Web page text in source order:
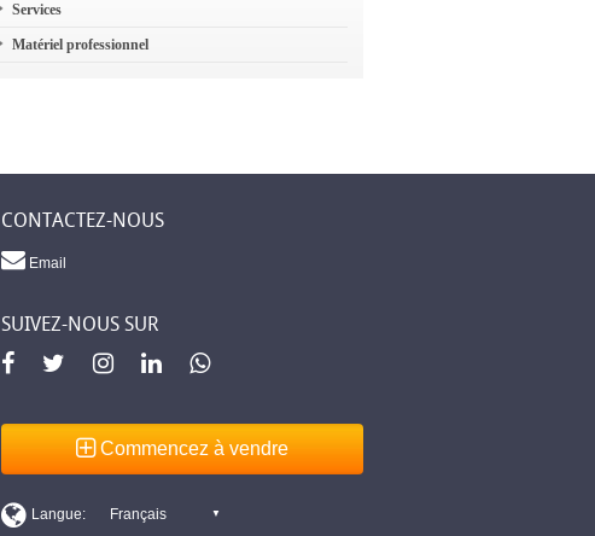
Services
Matériel professionnel
CONTACTEZ-NOUS
Email
SUIVEZ-NOUS SUR
Commencez à vendre